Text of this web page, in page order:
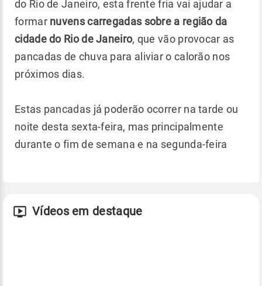
do Rio de Janeiro, esta frente fria vai ajudar a
formarnuvens carregadas sobre a região da
cidade do Rio de Janeiro, que vão provocar as
pancadas de chuva para aliviar o calorão nos
próximos dias.
Estas pancadas já poderão ocorrer na tarde ou
noite desta sexta-feira, mas principalmente
durante o fim de semana e na segunda-feira
Vídeos em destaque